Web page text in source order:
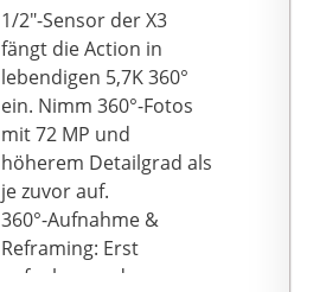
1/2"-Sensor der X3
fängt die Action in
lebendigen 5,7K 360°
ein. Nimm 360°-Fotos
mit 72 MP und
höherem Detailgrad als
je zuvor auf.
360°-Aufnahme &
Reframing: Erst
aufnehmen, dann